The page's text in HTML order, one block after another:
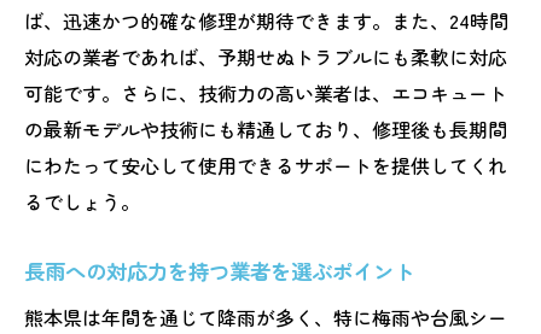
ば、迅速かつ的確な修理が期待できます。また、24時間
対応の業者であれば、予期せぬトラブルにも柔軟に対応
可能です。さらに、技術力の高い業者は、エコキュート
の最新モデルや技術にも精通しており、修理後も長期間
にわたって安心して使用できるサポートを提供してくれ
るでしょう。
長雨への対応力を持つ業者を選ぶポイント
熊本県は年間を通じて降雨が多く、特に梅雨や台風シー